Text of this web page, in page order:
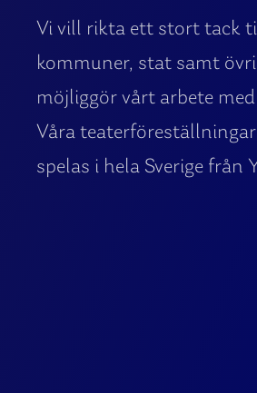
Vi vill rikta ett stort tack
kommuner, stat samt
möjliggör vårt arbete
Våra
spelas i hela Sverige från